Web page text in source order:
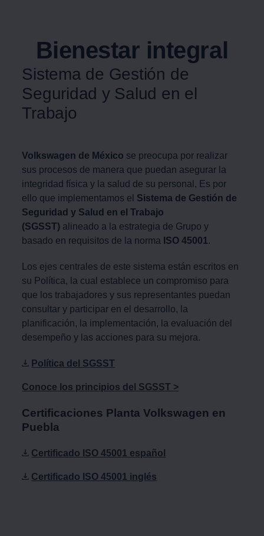
Bienestar integral
Sistema de Gestión de
Seguridad y Salud en el
Trabajo
Volkswagen de México se preocupa por realizar
sus procesos de manera que puedan asegurar la
integridad física y la salud de su personal, Es por
ello que implementamos el Sistema de Gestión de
Seguridad y Salud en el Trabajo
(SGSST) alineado a la estrategia de Grupo y
basado en requisitos de la norma ISO 45001.
Los ejes centrales de este sistema están escritos en
su Política, la cual establece un compromiso para
que los trabajadores y sus representantes puedan
consultar y participar en el desarrollo, la
planificación, la implementación, la evaluación del
desempeño y las acciones para su mejora.
Política del SGSST
Conoce los principios del SGSST >
Certificaciones Planta Volkswagen en
Puebla
Certificado ISO 45001 español
Certificado ISO 45001 inglés